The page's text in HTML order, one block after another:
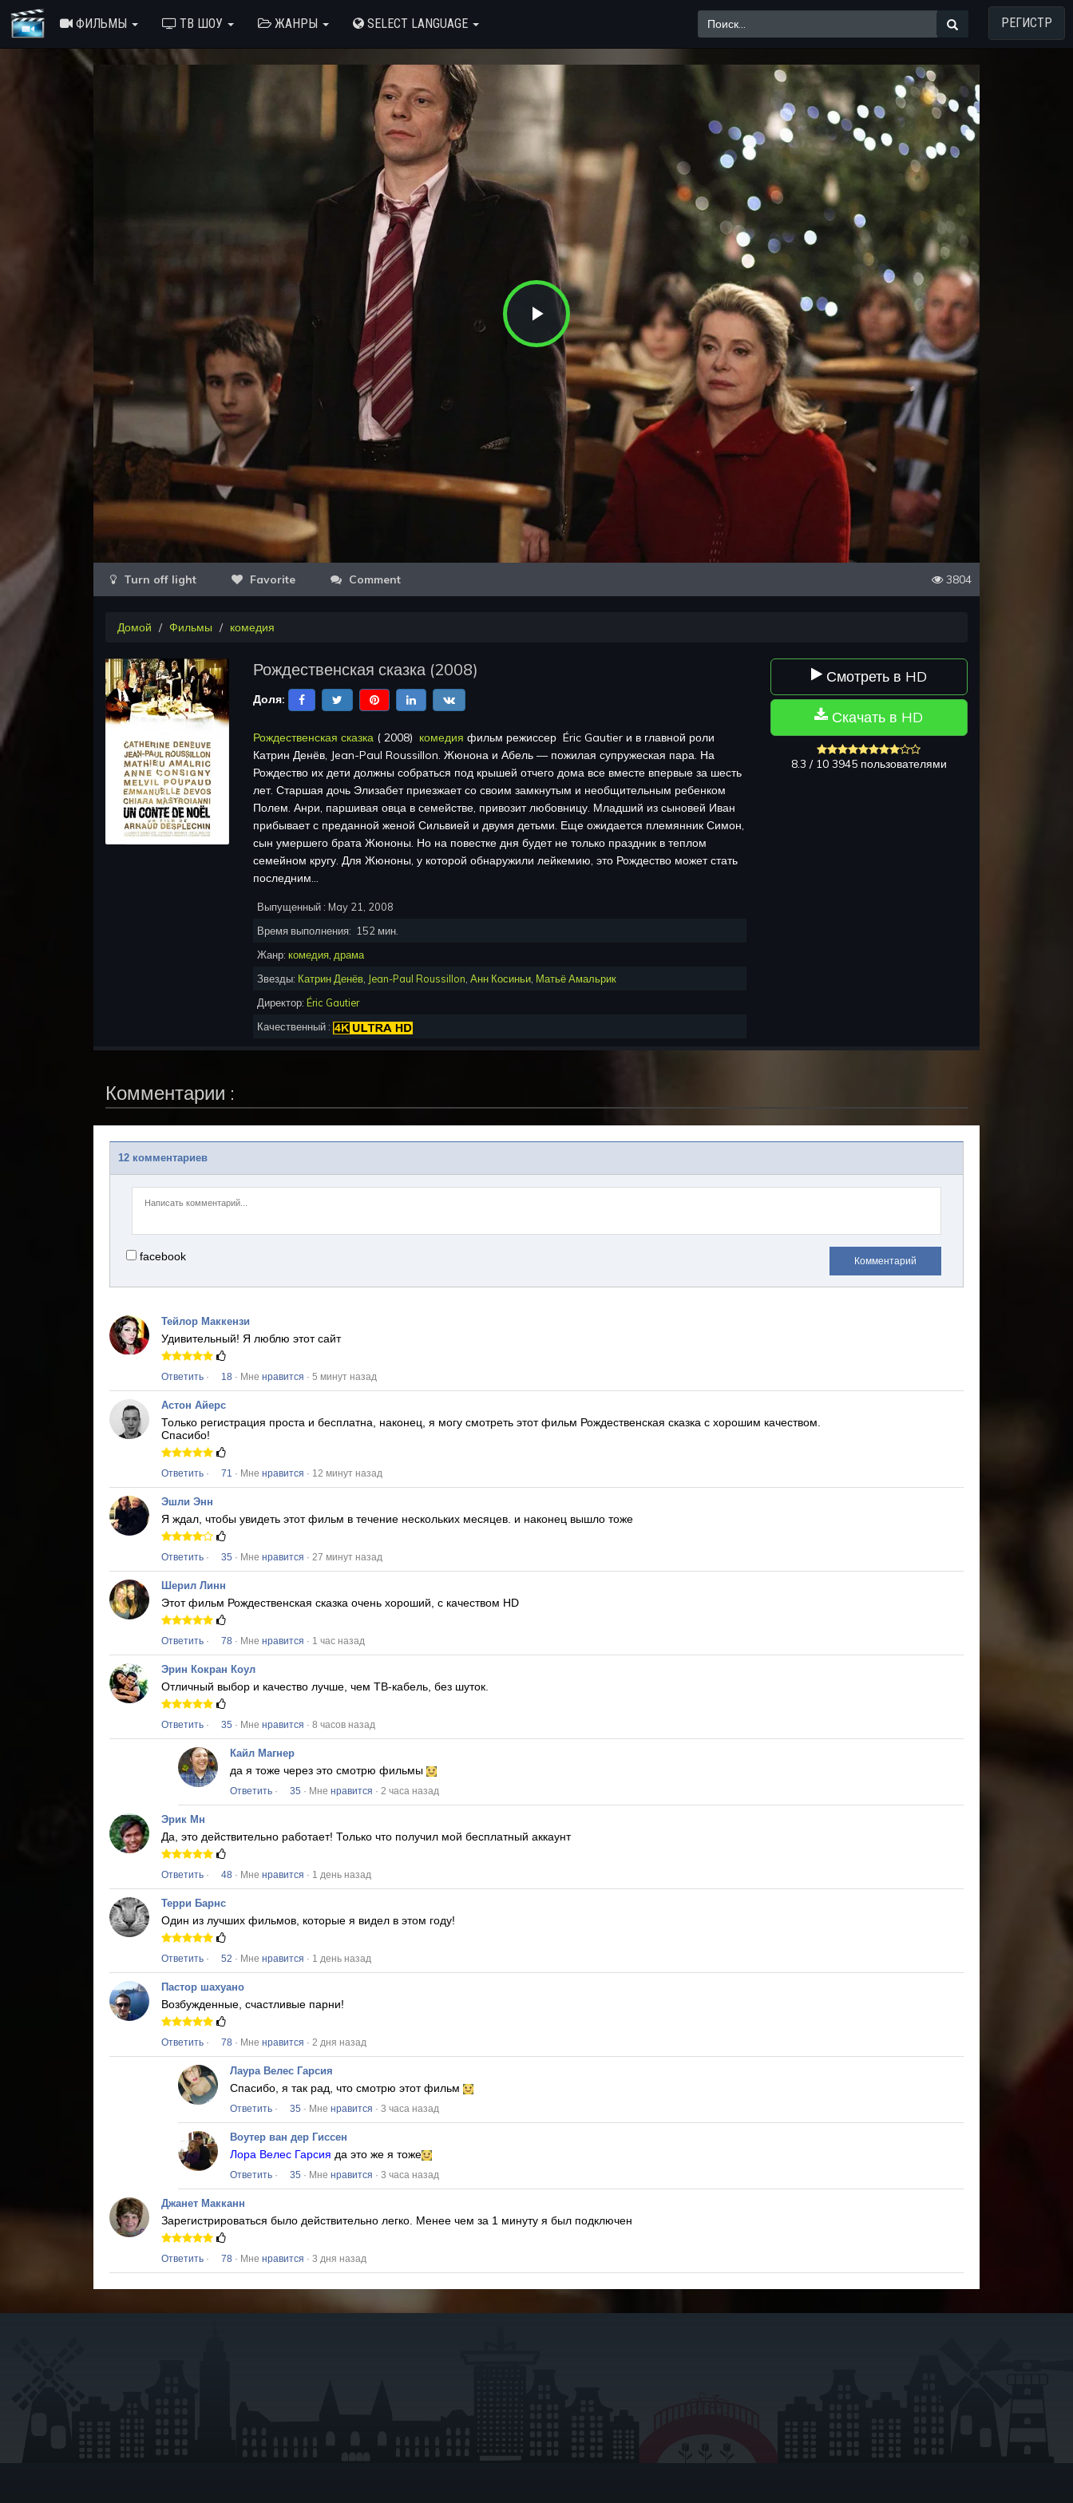
ФИЛЬМЫ ТВ ШОУ ЖАНРЫ SELECT LANGUAGE РЕГИСТР
Play
Video
Favorite Comment 3804
Домой Фильмы комедия
Рождественская сказка (2008)
Доля:
Рождественская сказка ( 2008) комедия фильм режиссер Éric Gautier и в главной роли
Катрин Денёв, Jean-Paul Roussillon. Жюнона и Абель — пожилая супружеская пара. На
Рождество их дети должны собраться под крышей отчего дома все вместе впервые за шесть
лет. Старшая дочь Элизабет приезжает со своим замкнутым и необщительным ребенком
Полем. Анри, паршивая овца в семействе, привозит любовницу. Младший из сыновей Иван
прибывает с преданной женой Сильвией и двумя детьми. Еще ожидается племянник Симон,
сын умершего брата Жюноны. Но на повестке дня будет не только праздник в теплом
семейном кругу. Для Жюноны, у которой обнаружили лейкемию, это Рождество может стать
последним…
Выпущенный : May 21, 2008
Время выполнения: 152 мин.
Жанр: комедия, драма
Звезды: Катрин Денёв, Jean-Paul Roussillon, Анн Косиньи, Матьё Амальрик
Директор: Éric Gautier
Качественный :
Смотреть в HD
Скачать в HD
8.3 / 10 3945 пользователями
Комментарии :
12 комментариев
facebook Комментарий
Тейлор Маккензи
Удивительный! Я люблю этот сайт
Ответить · 18 · Мне нравится · 5 минут назад
Астон Айерс
Только регистрация проста и бесплатна, наконец, я могу смотреть этот фильм Рождественская сказка с хорошим качеством.
Спасибо!
Ответить · 71 · Мне нравится · 12 минут назад
Эшли Энн
Я ждал, чтобы увидеть этот фильм в течение нескольких месяцев. и наконец вышло тоже
Ответить · 35 · Мне нравится · 27 минут назад
Шерил Линн
Этот фильм Рождественская сказка очень хороший, с качеством HD
Ответить · 78 · Мне нравится · 1 час назад
Эрин Кокран Коул
Отличный выбор и качество лучше, чем ТВ-кабель, без шуток.
Ответить · 35 · Мне нравится · 8 часов назад
Кайл Магнер
да я тоже через это смотрю фильмы
Ответить · 35 · Мне нравится · 2 часа назад
Эрик Мн
Да, это действительно работает! Только что получил мой бесплатный аккаунт
Ответить · 48 · Мне нравится · 1 день назад
Терри Барнс
Один из лучших фильмов, которые я видел в этом году!
Ответить · 52 · Мне нравится · 1 день назад
Пастор шахуано
Возбужденные, счастливые парни!
Ответить · 78 · Мне нравится · 2 дня назад
Лаура Велес Гарсия
Спасибо, я так рад, что смотрю этот фильм
Ответить · 35 · Мне нравится · 3 часа назад
Воутер ван дер Гиссен
Лора Велес Гарсия да это же я тоже
Ответить · 35 · Мне нравится · 3 часа назад
Джанет Макканн
Зарегистрироваться было действительно легко. Менее чем за 1 минуту я был подключен
Ответить · 78 · Мне нравится · 3 дня назад